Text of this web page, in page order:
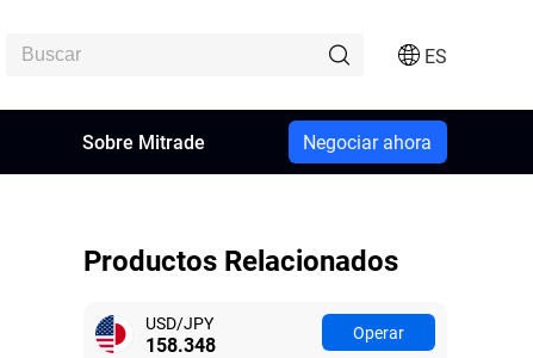
ES
Sobre Mitrade Negociar ahora
Productos Relacionados
USD/JPY
158.348 Operar